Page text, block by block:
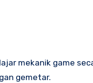
mekanik game
gemetar.